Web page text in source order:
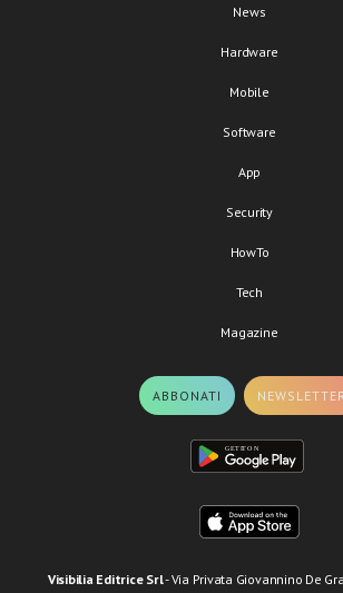
News
Hardware
Mobile
Software
App
Security
HowTo
Tech
Magazine
ABBONATI
Visibilia Editrice Srl- Via Privata Giovannino De